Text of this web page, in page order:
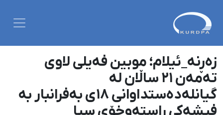
زەڕنە_ئیلام؛ موبین فەیلی لاوی
تەمەن ٢١ ساڵان لە
گیانلەدەستداوانی ١٨ی بەفرانبار بە
فیشەکی ڕاستەوخۆی سپا